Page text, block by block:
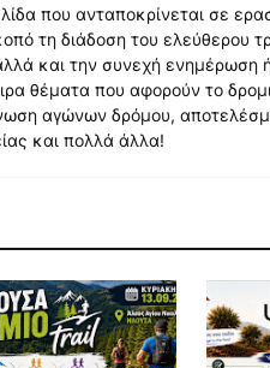
που ανταποκρίνεται σε
τη διάδοση του ελεύθερου
και την συνεχή ενημέρωση
θέματα που αφορούν το
αγώνων δρόμου,
και πολλά άλλα!